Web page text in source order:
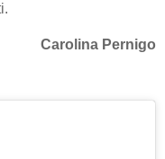
Carolina Pernigo